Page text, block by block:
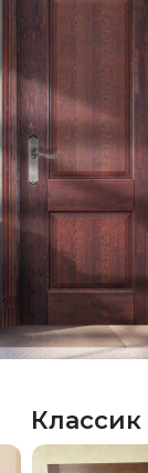
Классик